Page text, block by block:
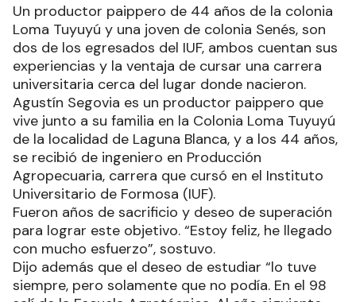
Un productor paippero de 44 años de la colonia
Loma Tuyuyú y una joven de colonia Senés, son
dos de los egresados del IUF, ambos cuentan sus
experiencias y la ventaja de cursar una carrera
universitaria cerca del lugar donde nacieron.
Agustín Segovia es un productor paippero que
vive junto a su familia en la Colonia Loma Tuyuyú
de la localidad de Laguna Blanca, y a los 44 años,
se recibió de ingeniero en Producción
Agropecuaria, carrera que cursó en el Instituto
Universitario de Formosa (IUF).
Fueron años de sacrificio y deseo de superación
para lograr este objetivo. “Estoy feliz, he llegado
con mucho esfuerzo”, sostuvo.
Dijo además que el deseo de estudiar “lo tuve
siempre, pero solamente que no podía. En el 98